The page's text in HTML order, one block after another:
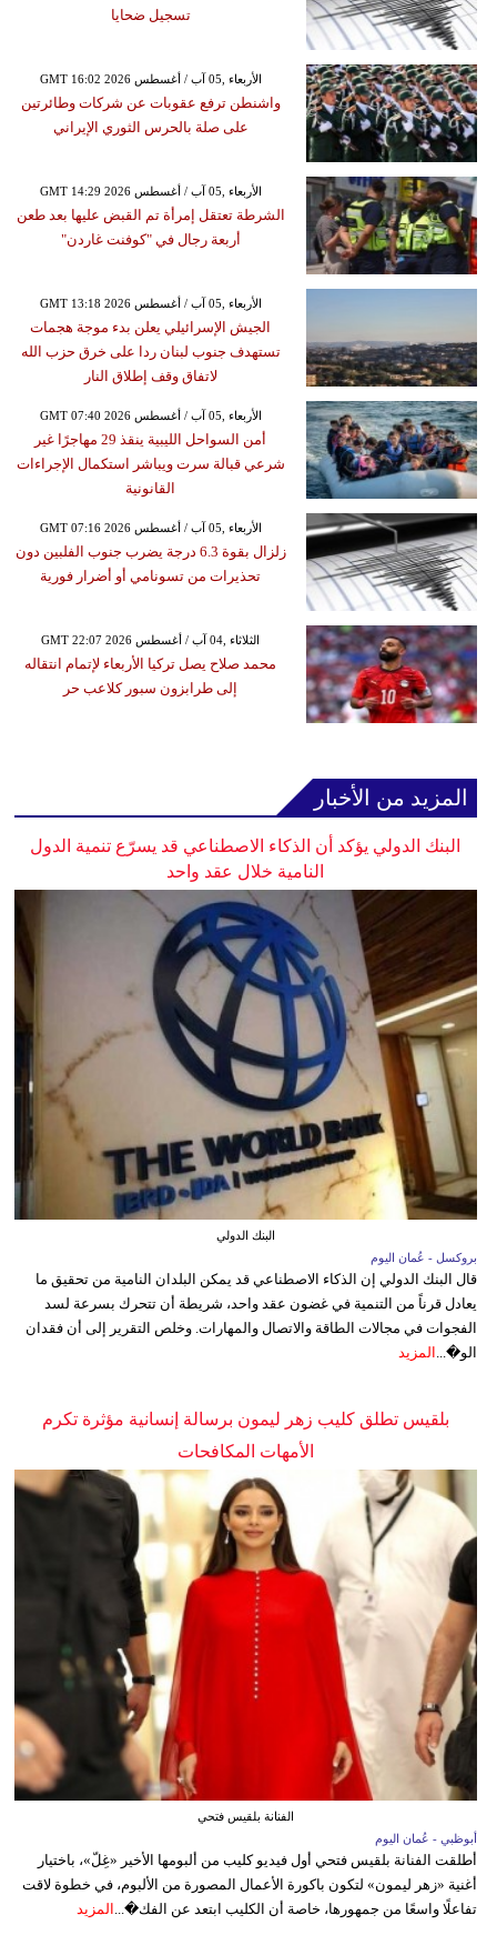
تسجيل ضحايا
GMT 16:02 2026 الأربعاء ,05 آب / أغسطس
واشنطن ترفع عقوبات عن شركات وطائرتين
على صلة بالحرس الثوري الإيراني
GMT 14:29 2026 الأربعاء ,05 آب / أغسطس
الشرطة تعتقل إمرأة تم القبض عليها بعد طعن
أربعة رجال في "كوفنت غاردن"
GMT 13:18 2026 الأربعاء ,05 آب / أغسطس
الجيش الإسرائيلي يعلن بدء موجة هجمات
تستهدف جنوب لبنان ردا على خرق حزب الله
لاتفاق وقف إطلاق النار
GMT 07:40 2026 الأربعاء ,05 آب / أغسطس
أمن السواحل الليبية ينقذ 29 مهاجرًا غير
شرعي قبالة سرت ويباشر استكمال الإجراءات
القانونية
GMT 07:16 2026 الأربعاء ,05 آب / أغسطس
زلزال بقوة 6.3 درجة يضرب جنوب الفلبين دون
تحذيرات من تسونامي أو أضرار فورية
GMT 22:07 2026 الثلاثاء ,04 آب / أغسطس
محمد صلاح يصل تركيا الأربعاء لإتمام انتقاله
إلى طرابزون سبور كلاعب حر
المزيد من الأخبار
البنك الدولي يؤكد أن الذكاء الاصطناعي قد يسرّع تنمية الدول
النامية خلال عقد واحد
البنك الدولي
بروكسل - عُمان اليوم
قال البنك الدولي إن الذكاء الاصطناعي قد يمكن البلدان النامية من تحقيق ما
يعادل قرناً من التنمية في غضون عقد واحد، شريطة أن تتحرك بسرعة لسد
الفجوات في مجالات الطاقة والاتصال والمهارات. وخلص التقرير إلى أن فقدان
الو�... المزيد
بلقيس تطلق كليب زهر ليمون برسالة إنسانية مؤثرة تكرم
الأمهات المكافحات
الفنانة بلقيس فتحي
أبوظبي - عُمان اليوم
أطلقت الفنانة بلقيس فتحي أول فيديو كليب من ألبومها الأخير «غِلّ»، باختيار
أغنية «زهر ليمون» لتكون باكورة الأعمال المصورة من الألبوم، في خطوة لاقت
تفاعلًا واسعًا من جمهورها، خاصة أن الكليب ابتعد عن الفك�... المزيد